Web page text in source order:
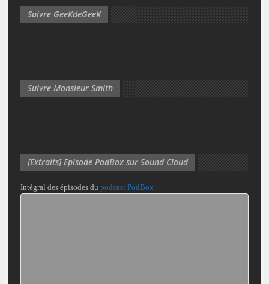
Suivre GeeKdeGeeK
Suivre Monsieur Smith
[Extraits] Episode PodBox sur Sound Cloud
Intégral des épisodes du podcast PodBox